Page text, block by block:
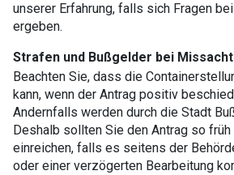
unserer Erfahrung, falls sich Fragen
ergeben.
Strafen und Bußgelder bei
Beachten Sie, dass die
kann, wenn der Antrag positiv
Andernfalls werden durch die Stadt
Deshalb sollten Sie den Antrag so
einreichen, falls es seitens der
oder einer verzögerten Bearbeitung